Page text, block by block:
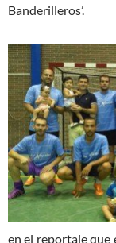
Banderilleros’.
en el reportaje que